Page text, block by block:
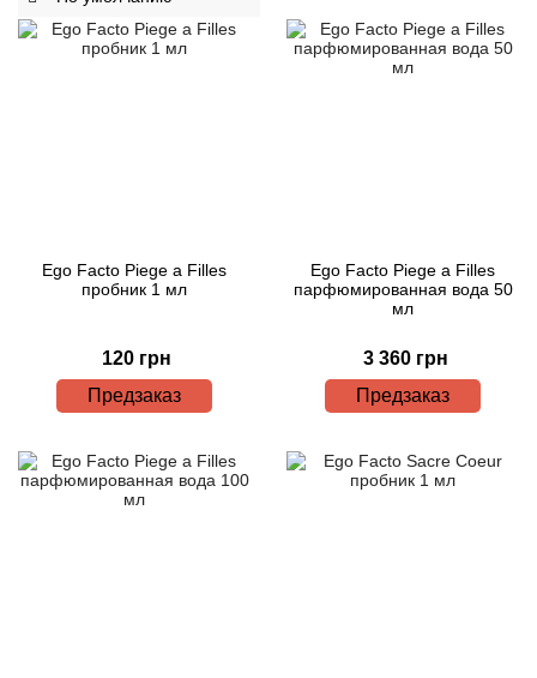
Ego Facto Piege a Filles
пробник 1 мл
120 грн
Предзаказ
Ego Facto Piege a Filles
парфюмированная вода 50
мл
3 360 грн
Предзаказ